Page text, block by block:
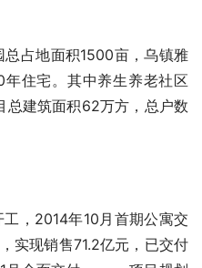
流
住宅。其中养生养老社区
总建筑面积62万方，总户数